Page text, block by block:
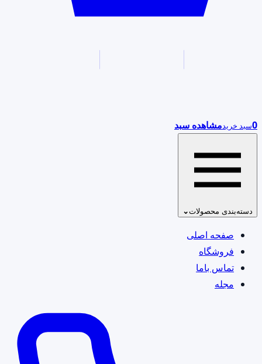
0سبد خریدمشاهده سبد
دسته‌بندی محصولات⌄
صفحه اصلی
فروشگاه
تماس باما
مجله